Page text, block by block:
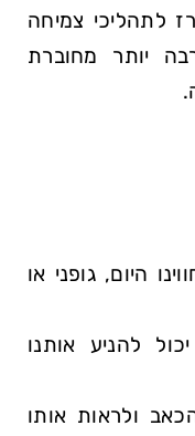
לתהליכי צמיחה
יותר מחוברת
היום, גופני או
להניע אותנו
ולראות אותו